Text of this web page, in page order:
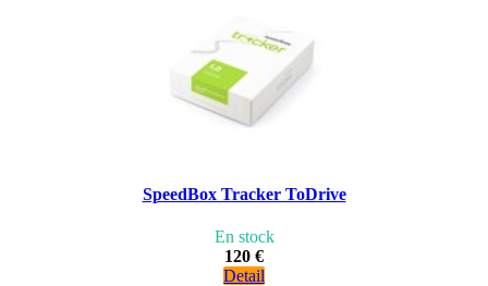
SpeedBox Tracker ToDrive
En stock
120 €
Detail